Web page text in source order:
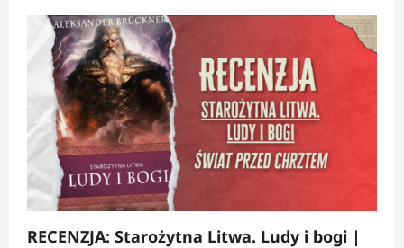
RECENZJA: Starożytna Litwa. Ludy i bogi |